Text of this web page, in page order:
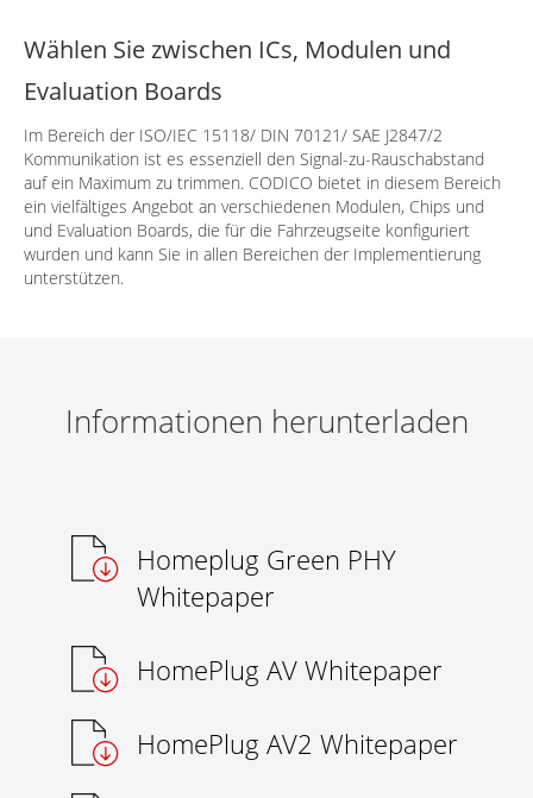
Wählen Sie zwischen ICs, Modulen und
Evaluation Boards
Im Bereich der ISO/IEC 15118/ DIN 70121/ SAE J2847/2
Kommunikation ist es essenziell den Signal-zu-Rauschabstand
auf ein Maximum zu trimmen. CODICO bietet in diesem Bereich
ein vielfältiges Angebot an verschiedenen Modulen, Chips und
und Evaluation Boards, die für die Fahrzeugseite konfiguriert
wurden und kann Sie in allen Bereichen der Implementierung
unterstützen.
Informationen herunterladen
Homeplug Green PHY
Whitepaper
HomePlug AV Whitepaper
HomePlug AV2 Whitepaper